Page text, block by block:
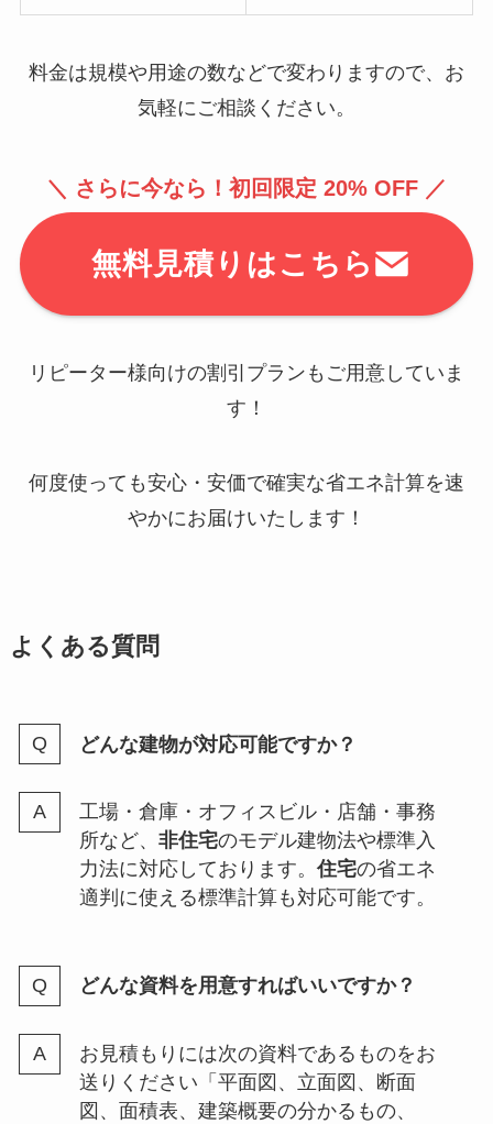
料金は規模や用途の数などで変わりますので、お
気軽にご相談ください。
＼ さらに今なら！初回限定 20% OFF ／
無料見積りはこちら
リピーター様向けの割引プランもご用意していま
す！
何度使っても安心・安価で確実な省エネ計算を速
やかにお届けいたします！
よくある質問
どんな建物が対応可能ですか？
工場・倉庫・オフィスビル・店舗・事務
所など、 非住宅のモデル建物法や標準入
力法に対応しております。 住宅の省エネ
適判に使える標準計算も対応可能です。
どんな資料を用意すればいいですか？
お見積もりには次の資料であるものをお
送りください「平面図、立面図、断面
図、面積表、建築概要の分かるもの、